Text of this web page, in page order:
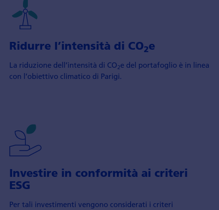
Ridurre l’intensità di CO2e
La riduzione dell’intensità di CO2e del portafoglio è in linea
con l’obiettivo climatico di Parigi.
Investire in conformità ai criteri
ESG
Per tali investimenti vengono considerati i criteri